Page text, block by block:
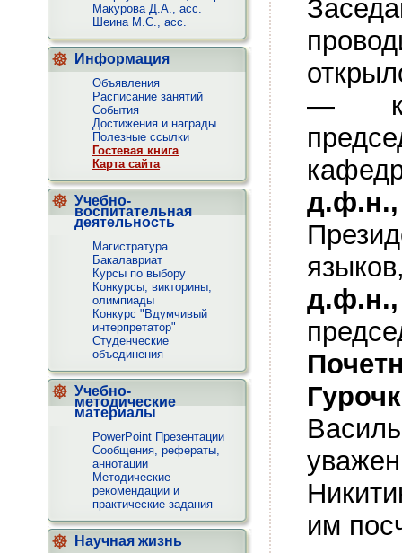
Макурова Д.А., асс.
Шеина М.С., асс.
Информация
Объявления
Расписание занятий
Cобытия
Достижения и награды
Полезные ссылки
Гостевая книга
Карта сайта
Учебно-
воспитательная
деятельность
Магистратура
Бакалавриат
Курсы по выбору
Конкурсы, викторины,
олимпиады
Конкурс "Вдумчивый
интерпретатор"
Студенческие
объединения
Учебно-
методические
материалы
PowerPoint Презентации
Сообщения, рефераты,
аннотации
Методические
рекомендации и
практические задания
Научная жизнь
— к
им